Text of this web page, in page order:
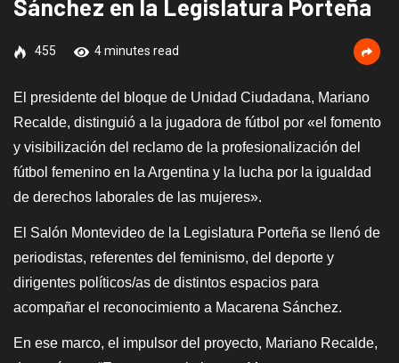
Sánchez en la Legislatura Porteña
455 4 minutes read
El presidente del bloque de Unidad Ciudadana, Mariano
Recalde, distinguió a la jugadora de fútbol por «el fomento
y visibilización del reclamo de la profesionalización del
fútbol femenino en la Argentina y la lucha por la igualdad
de derechos laborales de las mujeres».
El Salón Montevideo de la Legislatura Porteña se llenó de
periodistas, referentes del feminismo, del deporte y
dirigentes políticos/as de distintos espacios para
acompañar el reconocimiento a Macarena Sánchez.
En ese marco, el impulsor del proyecto, Mariano Recalde,